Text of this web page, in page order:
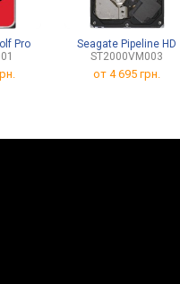
Pro
Seagate Pipeline HD
ST2000VM003
от4 695 грн.